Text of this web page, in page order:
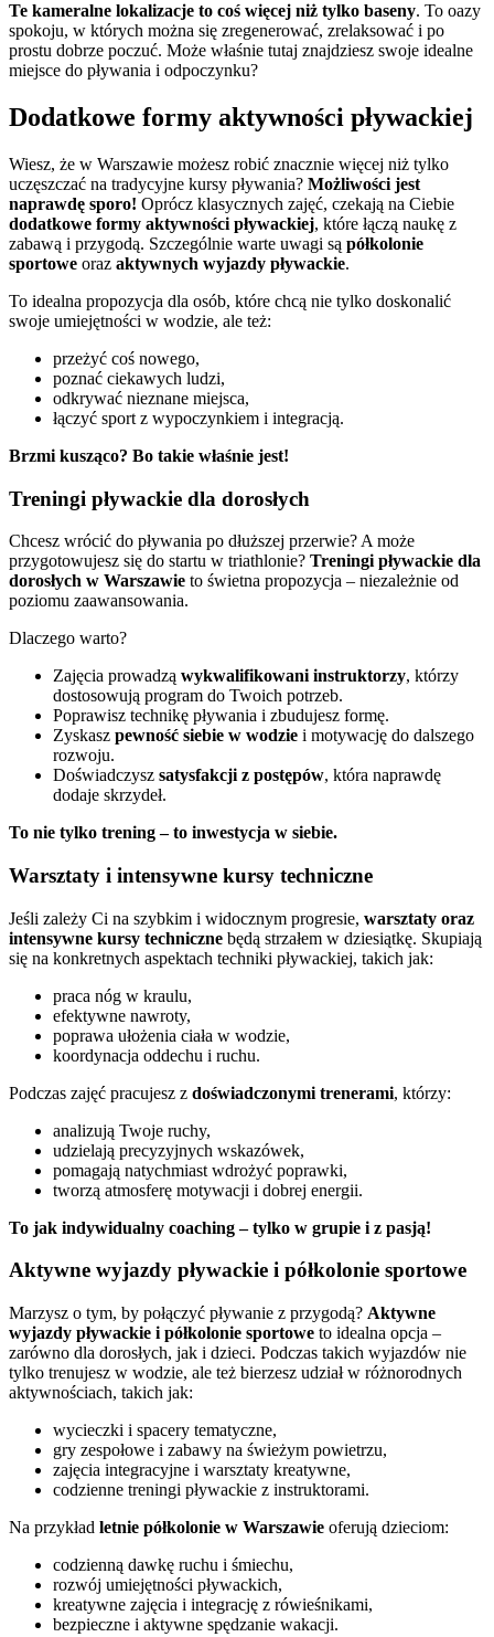
Te kameralne lokalizacje to coś więcej niż tylko baseny. To oazy
spokoju, w których można się zregenerować, zrelaksować i po
prostu dobrze poczuć. Może właśnie tutaj znajdziesz swoje idealne
miejsce do pływania i odpoczynku?
Dodatkowe formy aktywności pływackiej
Wiesz, że w Warszawie możesz robić znacznie więcej niż tylko
uczęszczać na tradycyjne kursy pływania? Możliwości jest
naprawdę sporo! Oprócz klasycznych zajęć, czekają na Ciebie
dodatkowe formy aktywności pływackiej, które łączą naukę z
zabawą i przygodą. Szczególnie warte uwagi są półkolonie
sportowe oraz aktywnych wyjazdy pływackie.
To idealna propozycja dla osób, które chcą nie tylko doskonalić
swoje umiejętności w wodzie, ale też:
przeżyć coś nowego,
poznać ciekawych ludzi,
odkrywać nieznane miejsca,
łączyć sport z wypoczynkiem i integracją.
Brzmi kusząco? Bo takie właśnie jest!
Treningi pływackie dla dorosłych
Chcesz wrócić do pływania po dłuższej przerwie? A może
przygotowujesz się do startu w triathlonie? Treningi pływackie dla
dorosłych w Warszawie to świetna propozycja – niezależnie od
poziomu zaawansowania.
Dlaczego warto?
Zajęcia prowadzą wykwalifikowani instruktorzy, którzy
dostosowują program do Twoich potrzeb.
Poprawisz technikę pływania i zbudujesz formę.
Zyskasz pewność siebie w wodzie i motywację do dalszego
rozwoju.
Doświadczysz satysfakcji z postępów, która naprawdę
dodaje skrzydeł.
To nie tylko trening – to inwestycja w siebie.
Warsztaty i intensywne kursy techniczne
Jeśli zależy Ci na szybkim i widocznym progresie, warsztaty oraz
intensywne kursy techniczne będą strzałem w dziesiątkę. Skupiają
się na konkretnych aspektach techniki pływackiej, takich jak:
praca nóg w kraulu,
efektywne nawroty,
poprawa ułożenia ciała w wodzie,
koordynacja oddechu i ruchu.
Podczas zajęć pracujesz z doświadczonymi trenerami, którzy:
analizują Twoje ruchy,
udzielają precyzyjnych wskazówek,
pomagają natychmiast wdrożyć poprawki,
tworzą atmosferę motywacji i dobrej energii.
To jak indywidualny coaching – tylko w grupie i z pasją!
Aktywne wyjazdy pływackie i półkolonie sportowe
Marzysz o tym, by połączyć pływanie z przygodą? Aktywne
wyjazdy pływackie i półkolonie sportowe to idealna opcja –
zarówno dla dorosłych, jak i dzieci. Podczas takich wyjazdów nie
tylko trenujesz w wodzie, ale też bierzesz udział w różnorodnych
aktywnościach, takich jak:
wycieczki i spacery tematyczne,
gry zespołowe i zabawy na świeżym powietrzu,
zajęcia integracyjne i warsztaty kreatywne,
codzienne treningi pływackie z instruktorami.
Na przykład letnie półkolonie w Warszawie oferują dzieciom:
codzienną dawkę ruchu i śmiechu,
rozwój umiejętności pływackich,
kreatywne zajęcia i integrację z rówieśnikami,
bezpieczne i aktywne spędzanie wakacji.